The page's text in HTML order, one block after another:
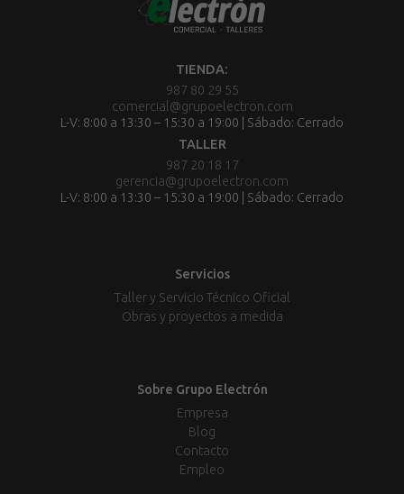
TIENDA:
987 80 29 55
comercial@grupoelectron.com
L-V: 8:00 a 13:30 – 15:30 a 19:00 | Sábado: Cerrado
TALLER
987 20 18 17
gerencia@grupoelectron.com
L-V: 8:00 a 13:30 – 15:30 a 19:00 | Sábado: Cerrado
Servicios
Taller y Servicio Técnico Oficial
Obras y proyectos a medida
Sobre Grupo Electrón
Empresa
Blog
Contacto
Empleo